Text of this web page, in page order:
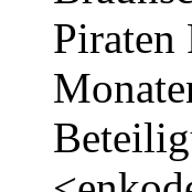
Piraten